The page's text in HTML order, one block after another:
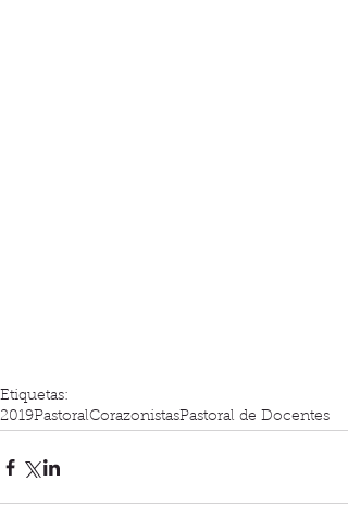
Etiquetas:
2019PastoralCorazonistasPastoral de Docentes